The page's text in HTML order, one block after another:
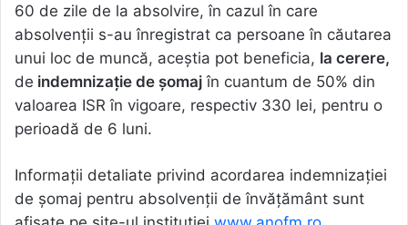
60 de zile de la absolvire, în cazul în care
absolvenții s-au înregistrat ca persoane în căutarea
unui loc de muncă, aceştia pot beneficia, la cerere,
de indemnizație de șomaj în cuantum de 50% din
valoarea ISR în vigoare, respectiv 330 lei, pentru o
perioadă de 6 luni.
Informații detaliate privind acordarea indemnizației
de șomaj pentru absolvenții de învățământ sunt